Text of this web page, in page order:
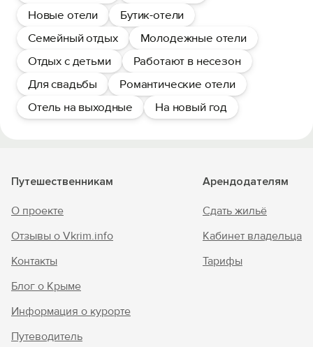
Новые отели
Бутик-отели
Семейный отдых
Молодежные отели
Отдых с детьми
Работают в несезон
Для свадьбы
Романтические отели
Отель на выходные
На новый год
Путешественникам
О проекте
Отзывы о Vkrim.info
Контакты
Блог о Крыме
Информация о курорте
Путеводитель
Арендодателям
Сдать жильё
Кабинет владельца
Тарифы